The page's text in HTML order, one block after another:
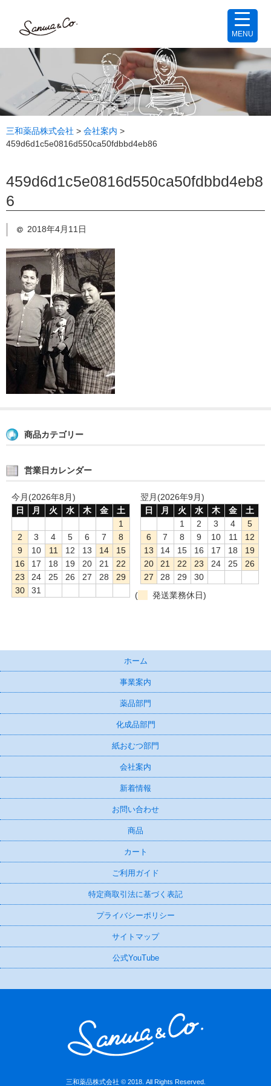
三和薬品株式会社 > 会社案内 >
459d6d1c5e0816d550ca50fdbbd4eb86
459d6d1c5e0816d550ca50fdbbd4eb8
6
2018年4月11日
商品カテゴリー
営業日カレンダー
今月(2026年8月)
日
月 火 水 木 金
土
1
2
3 4 5 6 7
8
9
10 11 12 13 14
15
16
17 18 19 20 21
22
23
24 25 26 27 28
29
30
31
翌月(2026年9月)
日
月 火 水 木 金
土
1
2 3 4
5
6
7 8 9 10 11
12
13
14 15 16 17 18
19
20
21 22 23 24 25
26
27
28 29
30
(
発送業務休日)
ホーム
事業案内
薬品部門
化成品部門
紙おむつ部門
会社案内
新着情報
お問い合わせ
商品
カート
ご利用ガイド
特定商取引法に基づく表記
プライバシーポリシー
サイトマップ
公式YouTube
三和薬品株式会社 © 2018. All Rights Reserved.
MENU